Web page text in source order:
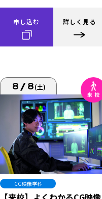
申し込む 詳しく見る
8/8(土)
CG映像学科